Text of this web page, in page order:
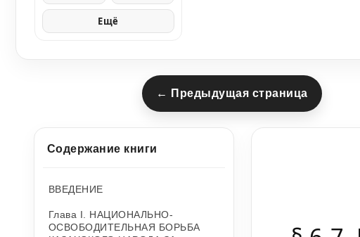
Ещё
← Предыдущая страница
Содержание книги
ВВЕДЕНИЕ
Глава I. НАЦИОНАЛЬНО-
ОСВОБОДИТЕЛЬНАЯ БОРЬБА